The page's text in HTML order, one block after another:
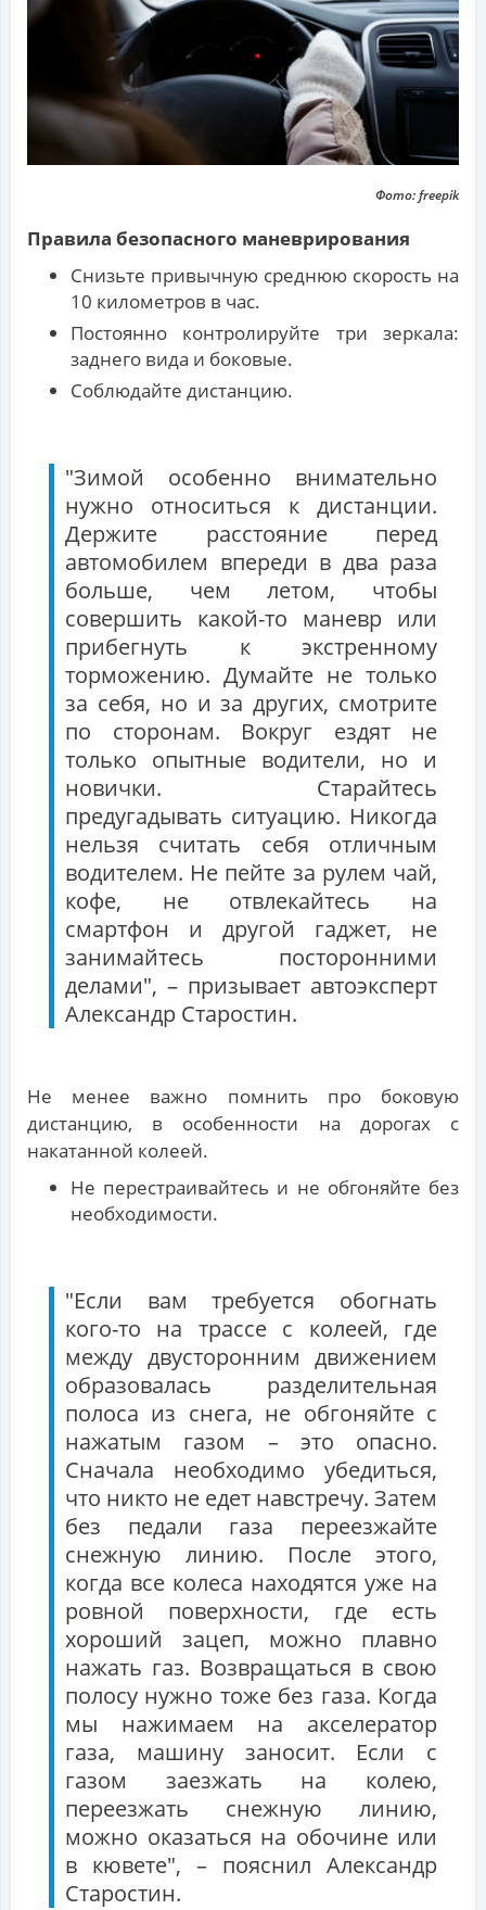
Фото: freepik
Правила безопасного маневрирования
Снизьте привычную среднюю скорость на
10 километров в час.
Постоянно контролируйте три зеркала:
заднего вида и боковые.
Соблюдайте дистанцию.
"Зимой особенно внимательно
нужно относиться к дистанции.
Держите расстояние перед
автомобилем впереди в два раза
больше, чем летом, чтобы
совершить какой-то маневр или
прибегнуть к экстренному
торможению. Думайте не только
за себя, но и за других, смотрите
по сторонам. Вокруг ездят не
только опытные водители, но и
новички. Старайтесь
предугадывать ситуацию. Никогда
нельзя считать себя отличным
водителем. Не пейте за рулем чай,
кофе, не отвлекайтесь на
смартфон и другой гаджет, не
занимайтесь посторонними
делами", – призывает автоэксперт
Александр Старостин.
Не менее важно помнить про боковую
дистанцию, в особенности на дорогах с
накатанной колеей.
Не перестраивайтесь и не обгоняйте без
необходимости.
"Если вам требуется обогнать
кого-то на трассе с колеей, где
между двусторонним движением
образовалась разделительная
полоса из снега, не обгоняйте с
нажатым газом – это опасно.
Сначала необходимо убедиться,
что никто не едет навстречу. Затем
без педали газа переезжайте
снежную линию. После этого,
когда все колеса находятся уже на
ровной поверхности, где есть
хороший зацеп, можно плавно
нажать газ. Возвращаться в свою
полосу нужно тоже без газа. Когда
мы нажимаем на акселератор
газа, машину заносит. Если с
газом заезжать на колею,
переезжать снежную линию,
можно оказаться на обочине или
в кювете", – пояснил Александр
Старостин.